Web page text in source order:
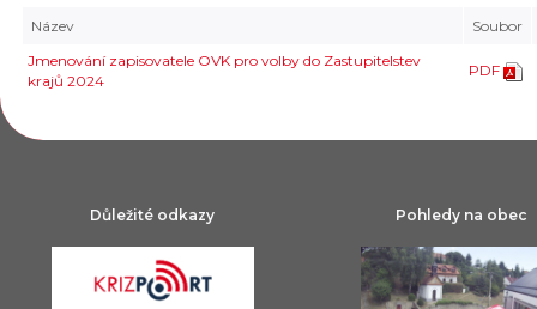
Název
Soubor
Jmenování zapisovatele OVK pro volby do Zastupitelstev
krajů 2024
PDF
Důležité odkazy Pohledy na obec